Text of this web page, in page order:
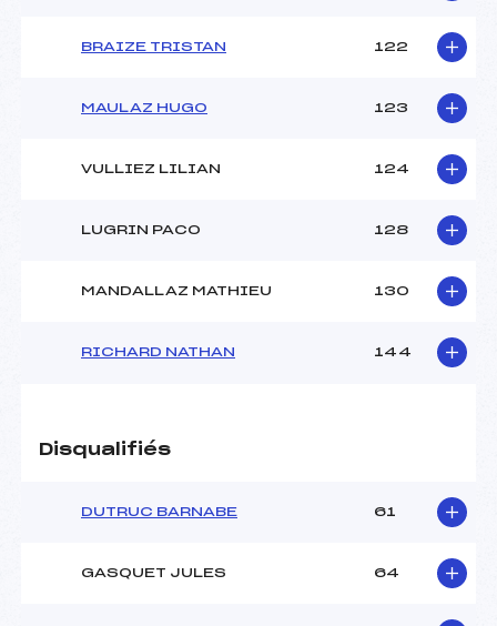
BRAIZE TRISTAN 122
MAULAZ HUGO 123
VULLIEZ LILIAN 124
LUGRIN PACO 128
MANDALLAZ MATHIEU 130
RICHARD NATHAN 144
Disqualifiés
DUTRUC BARNABE 61
GASQUET JULES 64